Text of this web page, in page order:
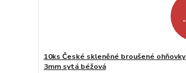
10ks České skleněné broušené
3mm sytá béžová